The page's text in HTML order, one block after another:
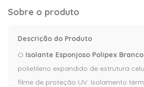
Sobre o produto
Descrição do Produto
O Isolante Esponjoso Polipex Branco
polietileno expandido de estrutura
filme de proteção UV. Isolamento